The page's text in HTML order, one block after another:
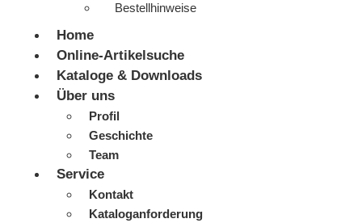
Bestellhinweise
Home
Online-Artikelsuche
Kataloge & Downloads
Über uns
Profil
Geschichte
Team
Service
Kontakt
Kataloganforderung